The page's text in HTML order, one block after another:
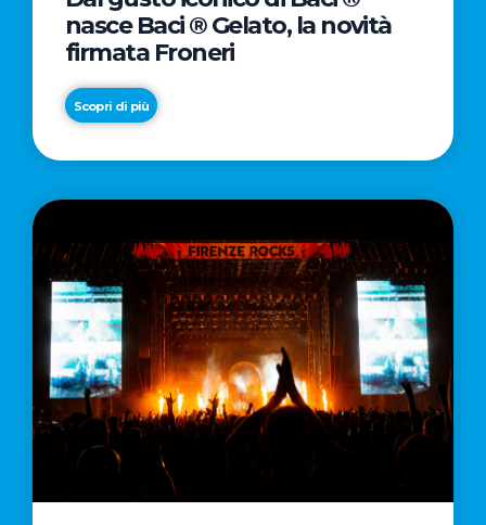
nasce Baci ® Gelato, la novità
firmata Froneri
Scopri di più